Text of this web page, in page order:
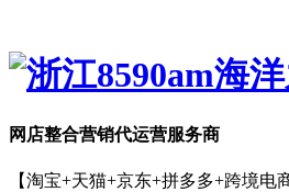
网店整合营销代运营服务商
【淘宝+天猫+京东+拼多多+跨境电